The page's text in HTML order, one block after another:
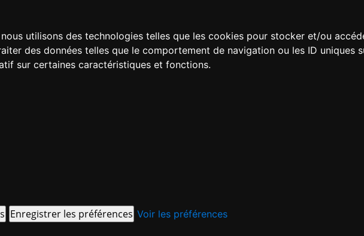
utilisons des technologies telles que les cookies pour stocker et/ou
des données telles que le comportement de navigation ou les ID uniques
sur certaines caractéristiques et fonctions.
Enregistrer les préférences Voir les préférences